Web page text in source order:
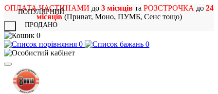
ОПЛАТА ЧАСТИНАМИ до 3 місяців та РОЗСТРОЧКА до 24
місяців(Приват, Моно, ПУМБ, Сенс тощо)
0
0
0
ПОПУЛЯРНИЙ
ПРОДАНО